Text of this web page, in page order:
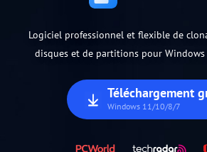
Logiciel professionnel et flexible de
disques et de partitions pour
Téléchargement
Windows 11/10/8/7